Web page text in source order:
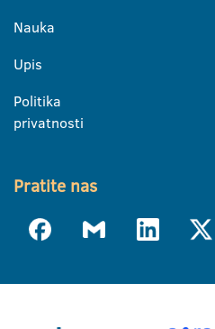
Nauka
Upis
Politika
privatnosti
Pratite nas